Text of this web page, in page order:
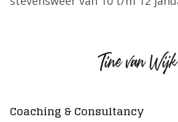
Coaching & Consultancy